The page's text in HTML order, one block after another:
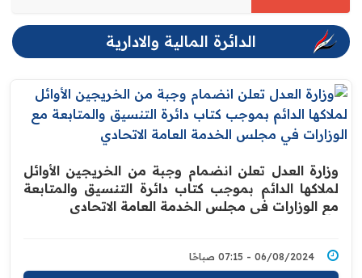
الدائرة المالية والادارية
وزارة العدل تعلن انضمام وجبة من الخريجين الأوائل
لملاكها الدائم بموجب كتاب دائرة التنسيق والمتابعة
مع الوزارات في مجلس الخدمة العامة الاتحادي
06/08/2024 - 07:15 صباحًا